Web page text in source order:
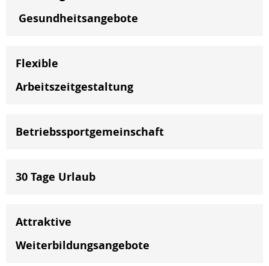
Gesundheitsangebote
Flexible
Arbeitszeitgestaltung
Betriebssportgemeinschaft
30 Tage Urlaub
Attraktive
Weiterbildungsangebote